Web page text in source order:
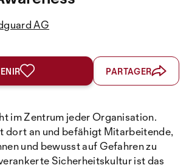
AG
PARTAGER
im Zentrum jeder Organisation.
dort an und befähigt Mitarbeitende,
und bewusst auf Gefahren zu
Sicherheitskultur ist das